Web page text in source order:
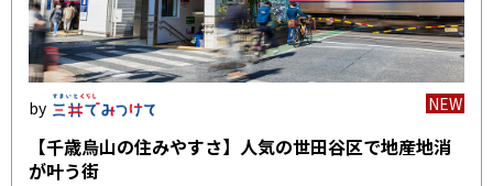
NEW
【千歳烏山の住みやすさ】人気の世田谷区で地産地消
が叶う街